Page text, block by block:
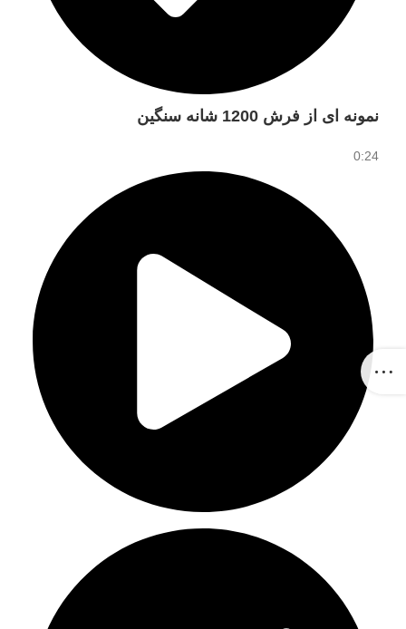
نمونه ای از فرش 1200 شانه سنگین
0:24